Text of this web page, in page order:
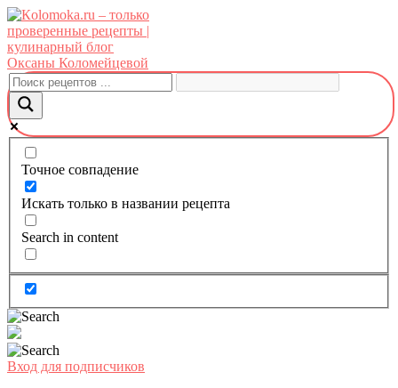
Перейти
к
контенту
Точное совпадение
Искать только в названии рецепта
Search in content
Вход для подписчиков